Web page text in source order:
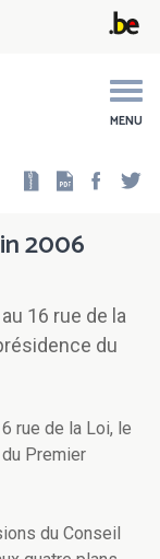
MENU
2006
16 rue de la
du
rue de la Loi, le
Premier
du Conseil